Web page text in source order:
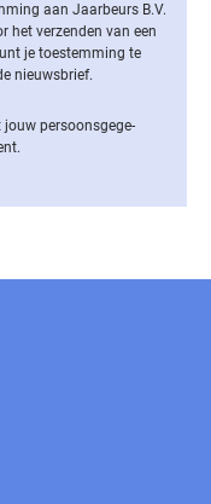
aan Jaarbeurs B.V.
het verzenden van een
je toestemming te
nieuwsbrief.
jouw per­soons­ge­ge­